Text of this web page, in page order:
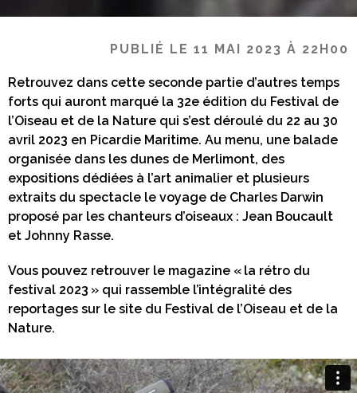
PUBLIÉ LE 11 MAI 2023 À 22H00
Retrouvez dans cette seconde partie d’autres temps
forts qui auront marqué la 32e édition du Festival de
l’Oiseau et de la Nature qui s’est déroulé du 22 au 30
avril 2023 en Picardie Maritime. Au menu, une balade
organisée dans les dunes de Merlimont, des
expositions dédiées à l’art animalier et plusieurs
extraits du spectacle le voyage de Charles Darwin
proposé par les chanteurs d’oiseaux : Jean Boucault
et Johnny Rasse.
Vous pouvez retrouver le magazine « la rétro du
festival 2023 » qui rassemble l’intégralité des
reportages sur le site du Festival de l’Oiseau et de la
Nature.